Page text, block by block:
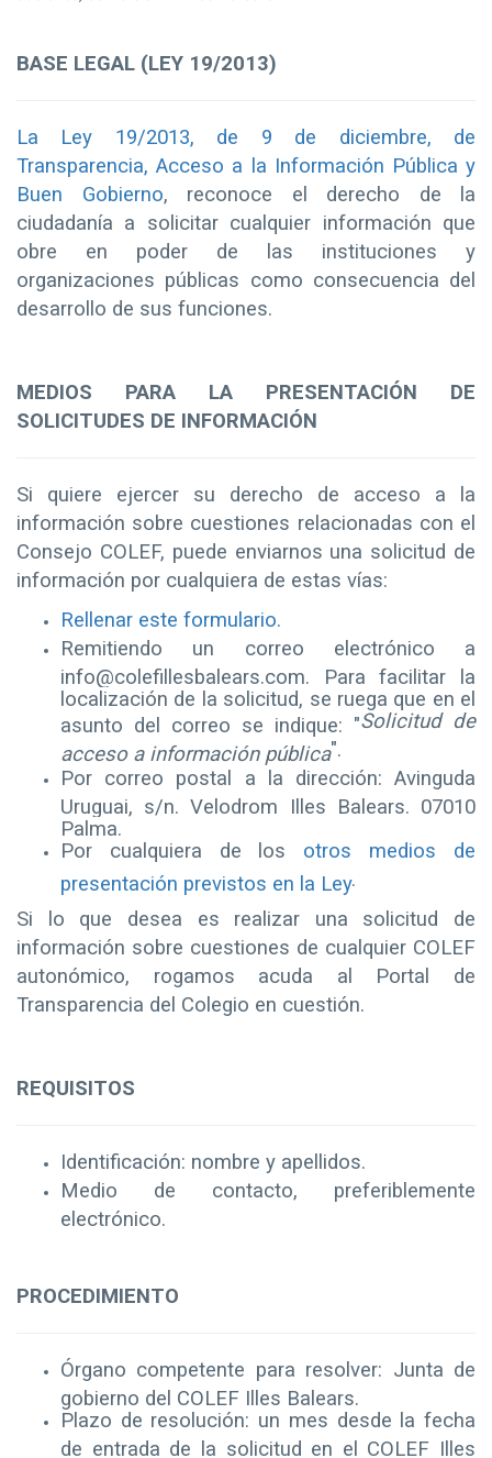
BASE LEGAL (LEY 19/2013)
La Ley 19/2013, de 9 de diciembre, de
Transparencia, Acceso a la Información Pública y
Buen Gobierno, reconoce el derecho de la
ciudadanía a solicitar cualquier información que
obre en poder de las instituciones y
organizaciones públicas como consecuencia del
desarrollo de sus funciones.
MEDIOS PARA LA PRESENTACIÓN DE
SOLICITUDES DE INFORMACIÓN
Si quiere ejercer su derecho de acceso a la
información sobre cuestiones relacionadas con el
Consejo COLEF, puede enviarnos una solicitud de
información por cualquiera de estas vías:
Rellenar este formulario.
Remitiendo un correo electrónico a
info@colefillesbalears.com. Para facilitar la
localización de la solicitud, se ruega que en el
asunto del correo se indique: "Solicitud de
acceso a información pública".
Por correo postal a la dirección: Avinguda
Uruguai, s/n. Velodrom Illes Balears. 07010
Palma.
Por cualquiera de los otros medios de
presentación previstos en la Ley.
Si lo que desea es realizar una solicitud de
información sobre cuestiones de cualquier COLEF
autonómico, rogamos acuda al Portal de
Transparencia del Colegio en cuestión.
REQUISITOS
Identificación: nombre y apellidos.
Medio de contacto, preferiblemente
electrónico.
PROCEDIMIENTO
Órgano competente para resolver: Junta de
gobierno del COLEF Illes Balears.
Plazo de resolución: un mes desde la fecha
de entrada de la solicitud en el COLEF Illes